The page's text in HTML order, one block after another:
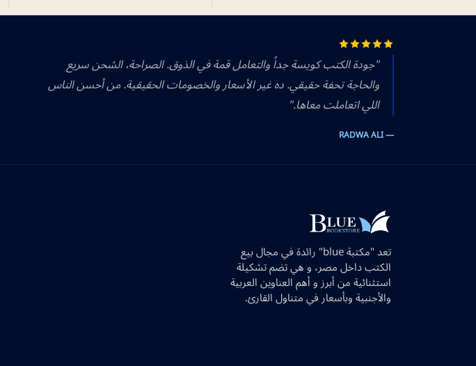
"جودة الكتب كويسة جداً والتعامل قمة في الذوق. الصراحة، الشحن سريع
والحاجة تحفة حقيقي. ده غير الأسعار والخصومات الحقيقية. من أحسن الناس
اللي اتعاملت معاها."
— RADWA ALI
تعد "مكتبة blue" رائدة في مجال بيع
الكتب داخل مصر، و هي تضم تشكيلة
استثنائية من أبرز و أهم العناوين العربية
والأجنبية وبأسعار في متناول القارئ.